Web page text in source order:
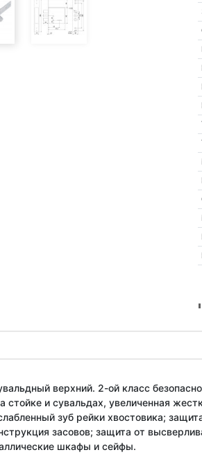
верхний. 2-ой класс
и сувальдах, увеличенная
зуб рейки хвостовика;
засовов; защита от
шкафы и сейфы.